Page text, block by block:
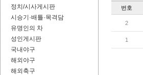
정치/시사게시판
시승기·배틀·목격담
유명인의 차
성인게시판
국내야구
해외야구
해외축구
번호
2
1